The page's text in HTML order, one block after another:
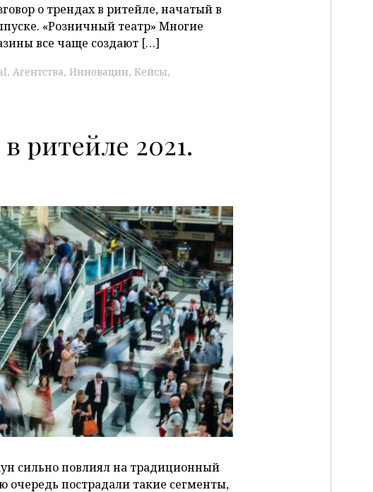
о трендах в ритейле, начатый в
«Розничный театр» Многие
все чаще создают […]
Агентства Инновации Кейсы
ритейле 2021.
P
сильно повлиял на традиционный
очередь пострадали такие сегменты,